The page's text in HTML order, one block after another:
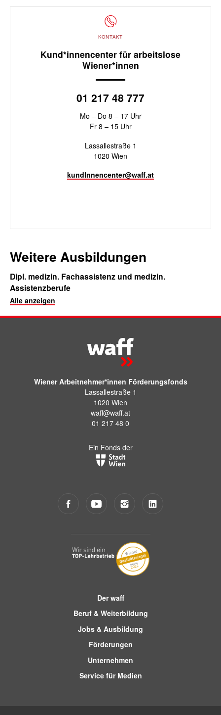
KONTAKT
Kund*innencenter für arbeitslose
Wiener*innen
01 217 48 777
Mo – Do 8 – 17 Uhr
Fr 8 – 15 Uhr
Lassallestraße 1
1020 Wien
kundInnencenter@waff.at
Weitere Ausbildungen
Dipl. medizin. Fachassistenz und medizin.
Assistenzberufe
Alle anzeigen
Wiener Arbeitnehmer*innen Förderungsfonds
Lassallestraße 1
1020 Wien
waff@waff.at
01 217 48 0
Ein Fonds der
Der waff
Beruf & Weiterbildung
Jobs & Ausbildung
Förderungen
Unternehmen
Service für Medien